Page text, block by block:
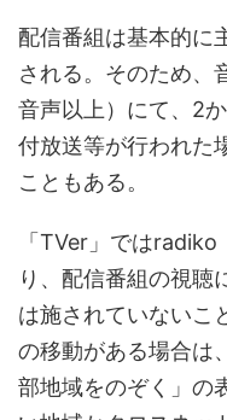
配信番組は基本的に
される。そのため、
音声以上）にて、2
付放送等が行われた
こともある。
「TVer」では
り、配信番組の視聴
は施されていないこ
の移動がある場合は
部地域をのぞく」の